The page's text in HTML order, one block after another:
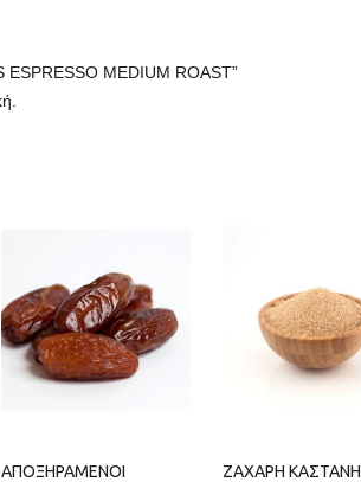
MEDIUM ROAST”
ΑΠΟΞΗΡΑΜΕΝΟΙ ΖΑΧΑΡΗ ΚΑΣΤΑΝΗ